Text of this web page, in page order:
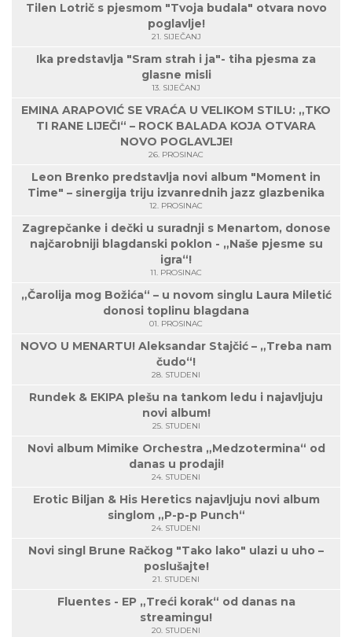
Tilen Lotrič s pjesmom "Tvoja budala" otvara novo
poglavlje!
21. SIJEČANJ
Ika predstavlja "Sram strah i ja"- tiha pjesma za
glasne misli
13. SIJEČANJ
EMINA ARAPOVIĆ SE VRAĆA U VELIKOM STILU: „TKO
TI RANE LIJEČI“ – ROCK BALADA KOJA OTVARA
NOVO POGLAVLJE!
26. PROSINAC
Leon Brenko predstavlja novi album "Moment in
Time" – sinergija triju izvanrednih jazz glazbenika
12. PROSINAC
Zagrepčanke i dečki u suradnji s Menartom, donose
najčarobniji blagdanski poklon - „Naše pjesme su
igra“!
11. PROSINAC
„Čarolija mog Božića“ – u novom singlu Laura Miletić
donosi toplinu blagdana
01. PROSINAC
NOVO U MENARTU! Aleksandar Stajčić – „Treba nam
čudo“!
28. STUDENI
Rundek & EKIPA plešu na tankom ledu i najavljuju
novi album!
25. STUDENI
Novi album Mimike Orchestra „Medzotermina“ od
danas u prodaji!
24. STUDENI
Erotic Biljan & His Heretics najavljuju novi album
singlom „P-p-p Punch“
24. STUDENI
Novi singl Brune Račkog "Tako lako" ulazi u uho –
poslušajte!
21. STUDENI
Fluentes - EP „Treći korak“ od danas na
streamingu!
20. STUDENI